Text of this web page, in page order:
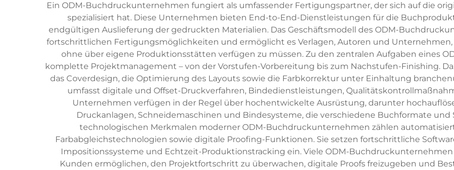
Ein ODM-Buchdruckunternehmen fungiert als umfassender Fertigungspartner, der sich auf die
spezialisiert hat. Diese Unternehmen bieten End-to-End-Dienstleistungen für die
endgültigen Auslieferung der gedruckten Materialien. Das Geschäftsmodell des ODM-
fortschrittlichen Fertigungsmöglichkeiten und ermöglicht es Verlagen, Autoren und
ohne über eigene Produktionsstätten verfügen zu müssen. Zu den zentralen Aufgaben eines
komplette Projektmanagement – von der Vorstufen-Vorbereitung bis zum Nachstufen-Finishing.
das Coverdesign, die Optimierung des Layouts sowie die Farbkorrektur unter Einhaltung
umfasst digitale und Offset-Druckverfahren, Bindedienstleistungen,
Unternehmen verfügen in der Regel über hochentwickelte Ausrüstung, darunter
Druckanlagen, Schneidemaschinen und Bindesysteme, die verschiedene Buchformate
technologischen Merkmalen moderner ODM-Buchdruckunternehmen zählen
Farbabgleichstechnologien sowie digitale Proofing-Funktionen. Sie setzen fortschrittliche
Impositionssysteme und Echtzeit-Produktionstracking ein. Viele ODM-
Kunden ermöglichen, den Projektfortschritt zu überwachen, digitale Proofs freizugeben und